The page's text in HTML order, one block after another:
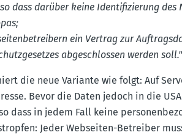
dass darüber keine Identi­fi­zierung
ein Vertrag zur
abgeschlossen werden soll."
die neue Variante wie folgt: Auf
Bevor die Daten jedoch in die
dass in jedem Fall keine
Jeder Webseiten-Betreiber